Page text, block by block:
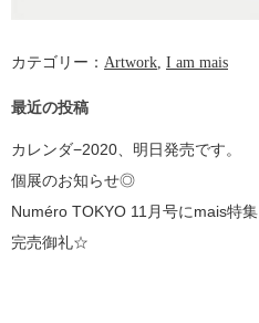
カテゴリー： Artwork, I am mais
最近の投稿
カレンダ−2020、明日発売です。
個展のお知らせ◎
Numéro TOKYO 11月号にmais特集
完売御礼☆